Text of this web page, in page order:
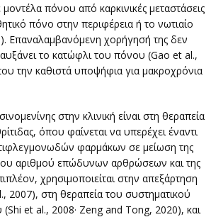
πόνου από καρκινικές μεταστάσεις
πόνο στην περιφέρεια ή το νωτιαίο
Επαναλαμβανόμενη χορήγησή της δεν
το κατώφλι του πόνου (Gao et al.,
την καθιστά υποψήφια για μακροχρόνια
στην κλινική είναι στη θεραπεία
όπου φαίνεται να υπερέχει έναντι
φαρμάκων σε μείωση της
αριθμού επώδυνων αρθρώσεων και της
χρησιμοποιείται στην απεξάρτηση
2007), στη θεραπεία του συστηματικού
et al., 2008· Zeng and Tong, 2020), και